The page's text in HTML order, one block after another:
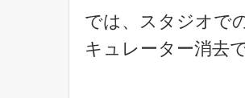
では、スタジオで
キュレーター消去